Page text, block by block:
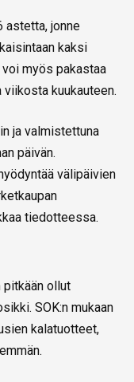
astetta, jonne
kaksi
myös pakastaa
kuukauteen.
ja valmistettuna
päivän.
välipäivien
tiedotteessa.
pitkään ollut
SOK:n mukaan
kalatuotteet,